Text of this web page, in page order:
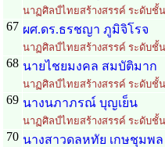
นาฏศิลป์ไทยสร้างสรรค์ ระดับชั้
67 ผศ.ดร.ธรชญา ภูมิจิโรจ
นาฏศิลป์ไทยสร้างสรรค์ ระดับชั้
68 นายไชยมงคล สมบัติมาก
นาฏศิลป์ไทยสร้างสรรค์ ระดับชั้
69 นางนภาภรณ์ บุญเย็น
นาฏศิลป์ไทยสร้างสรรค์ ระดับชั้
70 นางสาวดลหทัย เกษชุมพล